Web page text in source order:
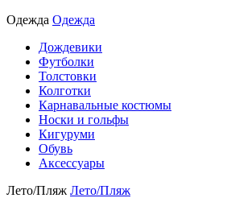
Одежда Одежда
Дождевики
Футболки
Толстовки
Колготки
Карнавальные костюмы
Носки и гольфы
Кигуруми
Обувь
Аксессуары
Лето/Пляж Лето/Пляж